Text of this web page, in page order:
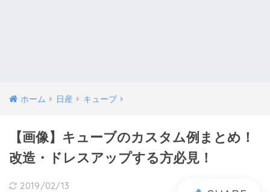
ホーム 日産 キューブ
【画像】キューブのカスタム例まとめ！
改造・ドレスアップする方必見！
2019/02/13